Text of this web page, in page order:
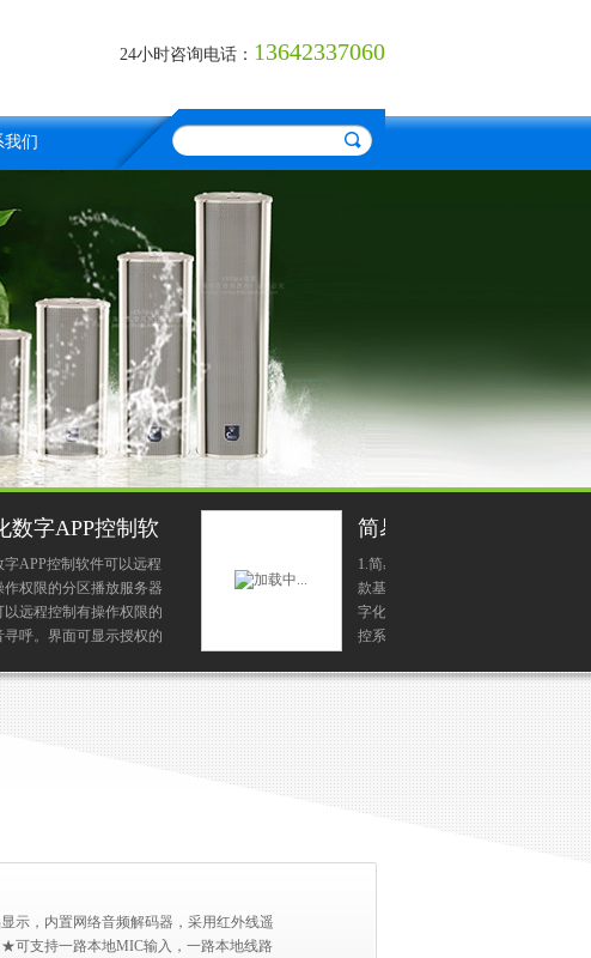
24小时咨询电话： 13642337060
我们
简易型壁挂网络化广播
1.简易型壁挂网络化广播终端是一
款基于TCP/IP传输协议的网络全数
字化的模数转换信号处理器，由主
控系统智能控制，可播放来自主控
信号等2.内置2*25W高效率数字功
放，直...
示，内置网络音频解码器，采用红外线遥
可支持一路本地MIC输入，一路本地线路